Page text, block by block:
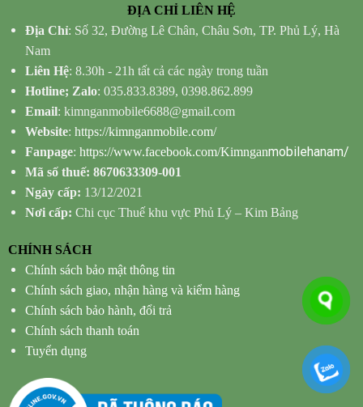
ĐỊA CHỈ LIÊN HỆ
Địa Chỉ: Số 32, Đường Lê Chân, Châu Sơn, TP. Phủ Lý, Hà
Nam
Liên Hệ: 8.30h - 21h tất cả các ngày trong tuần
Hotline; Zalo: 035.833.8389, 0398.862.899
Email: kimnganmobile6688@gmail.com
Website: https://kimnganmobile.com/
Fanpage: https://www.facebook.com/Kimnganmobilehanam/
Mã số thuế: 8670633309-001
Ngày cấp: 13/12/2021
Nơi cấp: Chi cục Thuế khu vực Phủ Lý – Kim Bảng
CHÍNH SÁCH
Chính sách bảo mật thông tin
Chính sách giao, nhận hàng và kiểm hàng
Chính sách bảo hành, đổi trả
Chính sách thanh toán
Tuyển dụng